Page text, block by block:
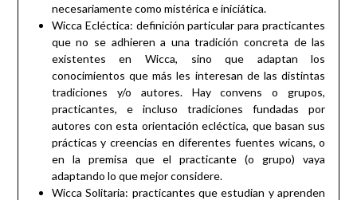
necesariamente como mistérica e iniciática.
Wicca Ecléctica: definición particular para practicantes
que no se adhieren a una tradición concreta de las
existentes en Wicca, sino que adaptan los
conocimientos que más les interesan de las distintas
tradiciones y/o autores. Hay convens o grupos,
practicantes, e incluso tradiciones fundadas por
autores con esta orientación ecléctica, que basan sus
prácticas y creencias en diferentes fuentes wicans, o
en la premisa que el practicante (o grupo) vaya
adaptando lo que mejor considere.
Wicca Solitaria: practicantes que estudian y aprenden